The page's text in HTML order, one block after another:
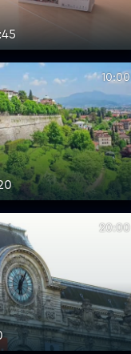
10:00
20:00